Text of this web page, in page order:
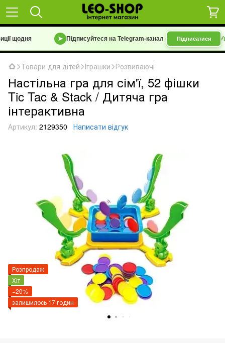
щодня Підписуйтеся на Telegram-канал«Барахолка 7 км |
Підписатися
Товари для дітей Іграшки Розвиваючі
Настільна гра для сім'ї, 52 фішки
Tic Tac & Stack / Дитяча гра
інтерактивна
Артикул: 2129350 Написати відгук
Розпродаж
Хіт
−20%
залишилось 17 годин